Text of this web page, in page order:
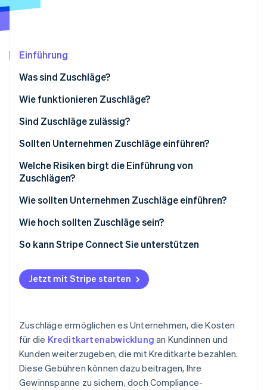
Climate
CO₂-Entnahme
Erfahren Sie, wie Stripe Lösungen für die
Einführung
Was sind Zuschläge?
Wie funktionieren Zuschläge?
Sind Zuschläge zulässig?
Sollten Unternehmen Zuschläge einführen?
Welche Risiken birgt die Einführung von
Zuschlägen?
Wie sollten Unternehmen Zuschläge einführen?
Wie hoch sollten Zuschläge sein?
So kann Stripe Connect Sie unterstützen
Jetzt mit Stripe starten
Zuschläge ermöglichen es Unternehmen, die Kosten
für die Kreditkartenabwicklung an Kundinnen und
Kunden weiterzugeben, die mit Kreditkarte bezahlen.
Diese Gebühren können dazu beitragen, Ihre
Gewinnspanne zu sichern, doch Compliance-